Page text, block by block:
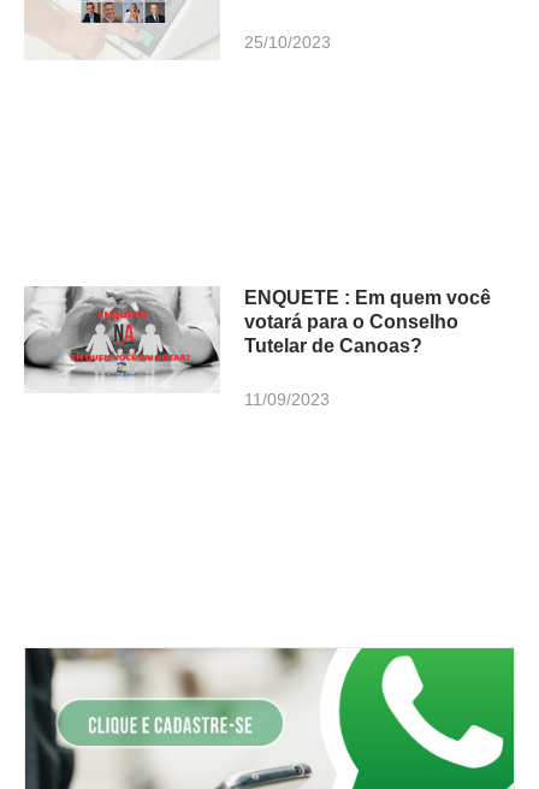
25/10/2023
ENQUETE : Em quem você
votará para o Conselho
Tutelar de Canoas?
11/09/2023